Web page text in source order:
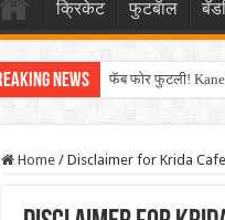
क्रिकेट फुटबॅाल
News फॅब फोर फुटली! Kane
Home / Disclaimer for Krida Cafe